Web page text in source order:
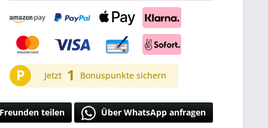
P Jetzt 1 Bonuspunkte sichern
teilen Über WhatsApp anfragen